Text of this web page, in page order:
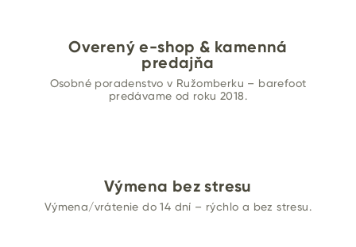
Overený e-shop & kamenná
predajňa
Osobné poradenstvo v Ružomberku – barefoot
predávame od roku 2018.
Výmena bez stresu
Výmena/vrátenie do 14 dní – rýchlo a bez stresu.